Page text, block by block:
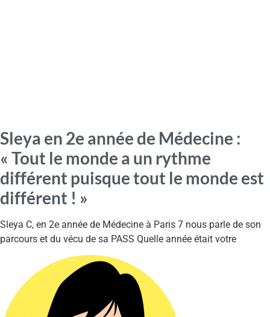
Sleya en 2e année de Médecine :
« Tout le monde a un rythme
différent puisque tout le monde est
différent ! »
Sleya C, en 2e année de Médecine à Paris 7 nous parle de son
parcours et du vécu de sa PASS Quelle année était votre